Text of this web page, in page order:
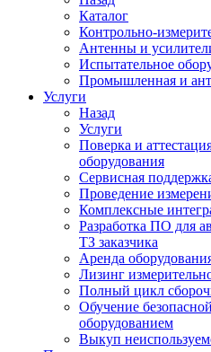
Каталог
Контрольно-
Антенны и
Испытательное
Промышленная и
Услуги
Назад
Услуги
Поверка и
оборудования
Сервисная
Проведение
Комплексные
Разработка ПО для
ТЗ заказчика
Аренда
Лизинг
Полный цикл
Обучение
оборудованием
Выкуп